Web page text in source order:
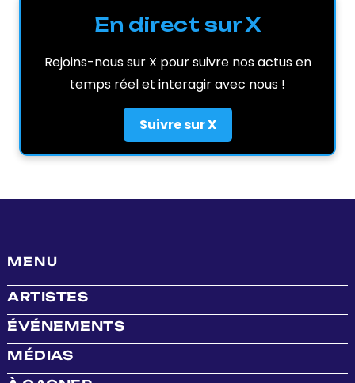
En direct sur X
Rejoins-nous sur X pour suivre nos actus en
temps réel et interagir avec nous !
Suivre sur X
MENU
ARTISTES
ÉVÉNEMENTS
MÉDIAS